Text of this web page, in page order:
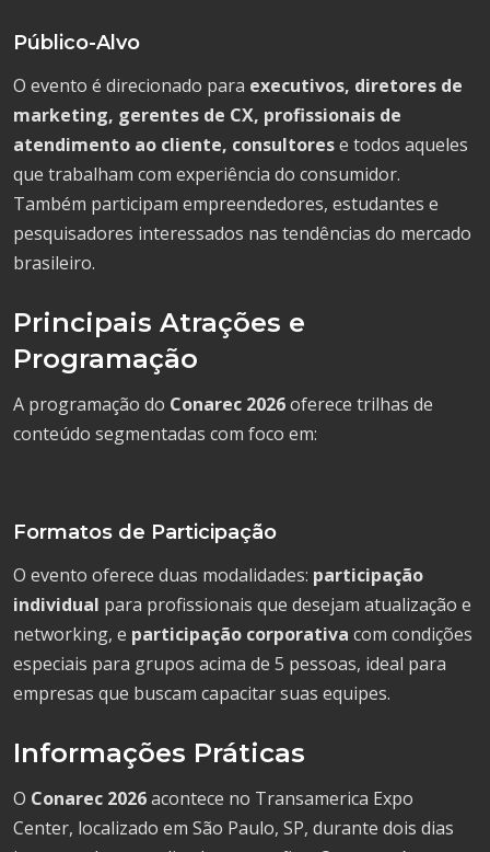
Público-Alvo
O evento é direcionado para executivos, diretores de
marketing, gerentes de CX, profissionais de
atendimento ao cliente, consultorese todos aqueles
que trabalham com experiência do consumidor.
Também participam empreendedores, estudantes e
pesquisadores interessados nas tendências do mercado
brasileiro.
Principais Atrações e
Programação
A programação do Conarec 2026oferece trilhas de
conteúdo segmentadas com foco em:
Formatos de Participação
O evento oferece duas modalidades: participação
individual para profissionais que desejam atualização e
networking, e participação corporativa com condições
especiais para grupos acima de 5 pessoas, ideal para
empresas que buscam capacitar suas equipes.
Informações Práticas
O Conarec 2026acontece no Transamerica Expo
Center, localizado em São Paulo, SP, durante dois dias